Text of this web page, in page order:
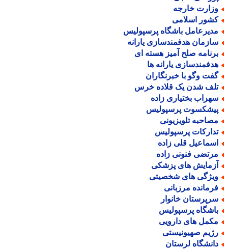
خارجه
اسلامی
باشگاه پرسپولیس
هدفمندسازی یارانه
صلح آمیز هسته ای
یارانه ها
وگو با خبرنگاران
شدن یک قلاده خرس
بختیاری زاده
پرسپولیس
تلویزیونی
پرسپولیس
قلی زاده
فنونی زاده
های پزشکی
های شخصیتی
مرزبانی
خانوار
پرسپولیس
های دارویی
صهیونیستی
لرستان